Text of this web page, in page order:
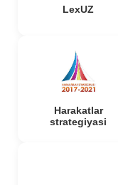
LexUZ
Harakatlar
strategiyasi